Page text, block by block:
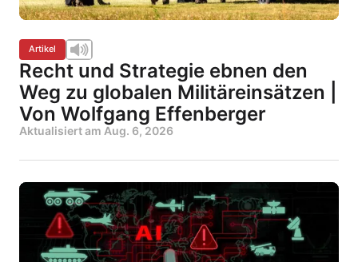
Artikel
Recht und Strategie ebnen den
Weg zu globalen Militäreinsätzen |
Von Wolfgang Effenberger
Aktualisiert am Aug. 6, 2026